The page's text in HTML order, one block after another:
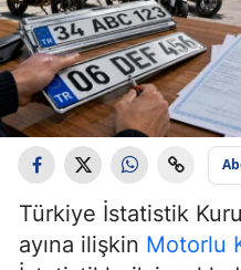
Türkiye İstatistik
ayına ilişkin Motorlu